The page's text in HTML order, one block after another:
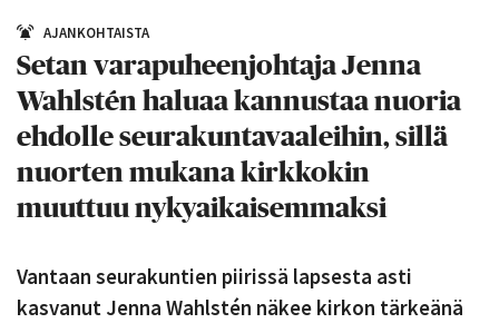
AJANKOHTAISTA
Setan varapuheenjohtaja Jenna
Wahlstén haluaa kannustaa nuoria
ehdolle seurakuntavaaleihin, sillä
nuorten mukana kirkkokin
muuttuu nykyaikaisemmaksi
Vantaan seurakuntien piirissä lapsesta asti
kasvanut Jenna Wahlstén näkee kirkon tärkeänä